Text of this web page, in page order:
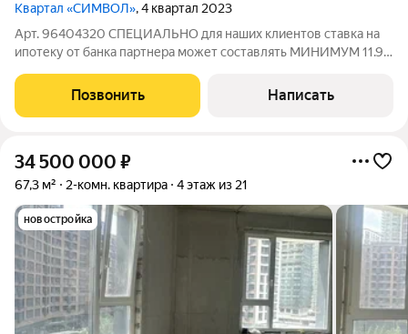
Квартал «СИМВОЛ», 4 квартал 2023
Арт. 96404320 СПЕЦИАЛЬНО для наших клиентов ставка на
ипотеку от банка партнера может составлять МИНИМУМ 11.9
видовая трехкомнатная квартира в ЖК бизнес-класса "Символ
"Слобода! Расположен в
Позвонить Написать
34 500 000 ₽
67,3 м² 2-комн. квартира 4 этаж из 21
новостройка